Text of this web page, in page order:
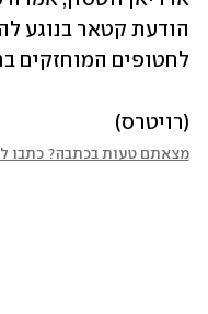
לחטופים המוחזקים
(רויטרס)
מצאתם טעות בכתבה? כתבו